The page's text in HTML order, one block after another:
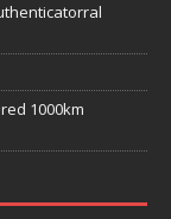
1000km